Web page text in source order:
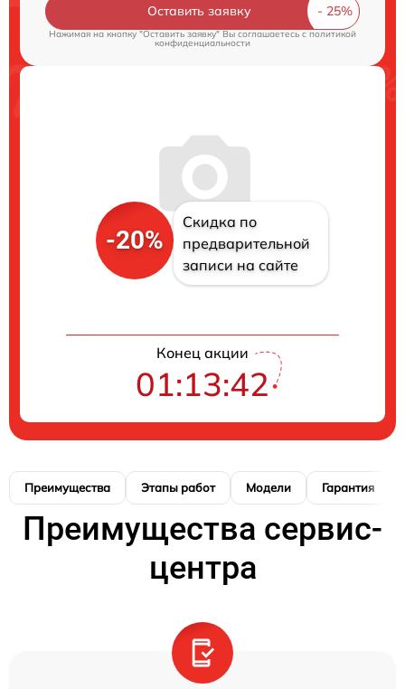
Оставить заявку
Нажимая на кнопку "Оставить заявку" Вы соглашаетесь cполитикой
конфиденциальности
-20%
Скидка по
предварительной
записи на сайте
Конец акции
01:13:41
Преимущества Этапы работ Модели Гарантия
Преимущества сервис-
центра